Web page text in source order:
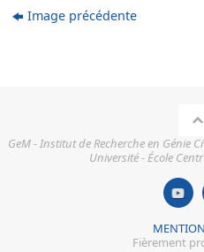
Image précédente
GeM - Institut de Recherche en Génie
Université - École
Fièrement